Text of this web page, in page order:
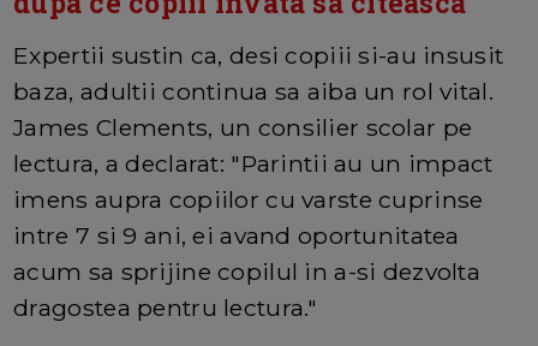
Expertii sustin ca, desi copiii si-au insusit
baza, adultii continua sa aiba un rol vital.
James Clements, un consilier scolar pe
lectura, a declarat: "Parintii au un impact
imens aupra copiilor cu varste cuprinse
intre 7 si 9 ani, ei avand oportunitatea
acum sa sprijine copilul in a-si dezvolta
dragostea pentru lectura."